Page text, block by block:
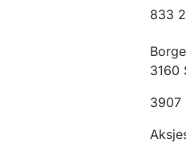
833
3160
3907